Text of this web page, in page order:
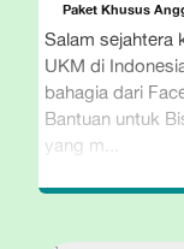
Paket Khusus
Salam sejahtera
UKM di
bahagia dari
Bantuan untuk
yang m...